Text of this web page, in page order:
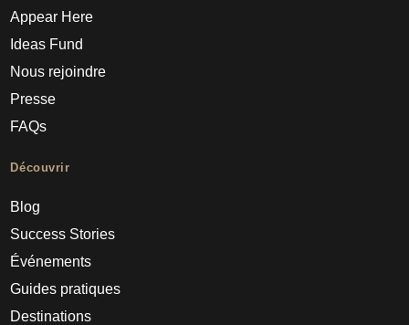
Appear Here
Ideas Fund
Nous rejoindre
Presse
FAQs
Découvrir
Blog
Success Stories
Événements
Guides pratiques
Destinations